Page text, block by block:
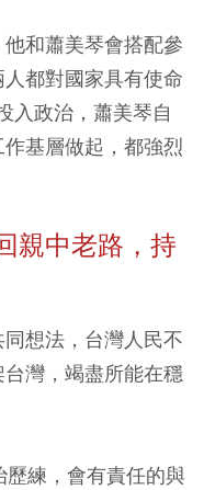
和蕭美琴會搭配參
都對國家具有使命
入政治，蕭美琴自
基層做起，都強烈
親中老路，持
想法，台灣人民不
灣，竭盡所能在穩
練，會有責任的與